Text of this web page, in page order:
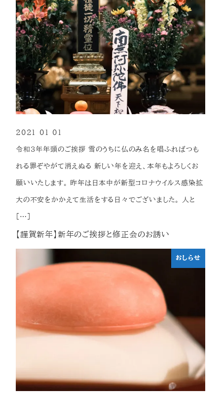
【謹賀新年】新年のご挨拶と修正会のお誘い
令和３年年頭のご挨拶 雪のうちに仏のみ名を唱ふればつも
れる罪ぞやがて消えぬる 新しい年を迎え、本年もよろしくお
願いいたします。 昨年は日本中が新型コロナウイルス感染拡
大の不安をかかえて生活をする日々でございました。 人と
[…]
2021-01-01
おしらせ